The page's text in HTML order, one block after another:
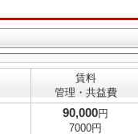
賃料
管理・共益費
90,000円
7000円